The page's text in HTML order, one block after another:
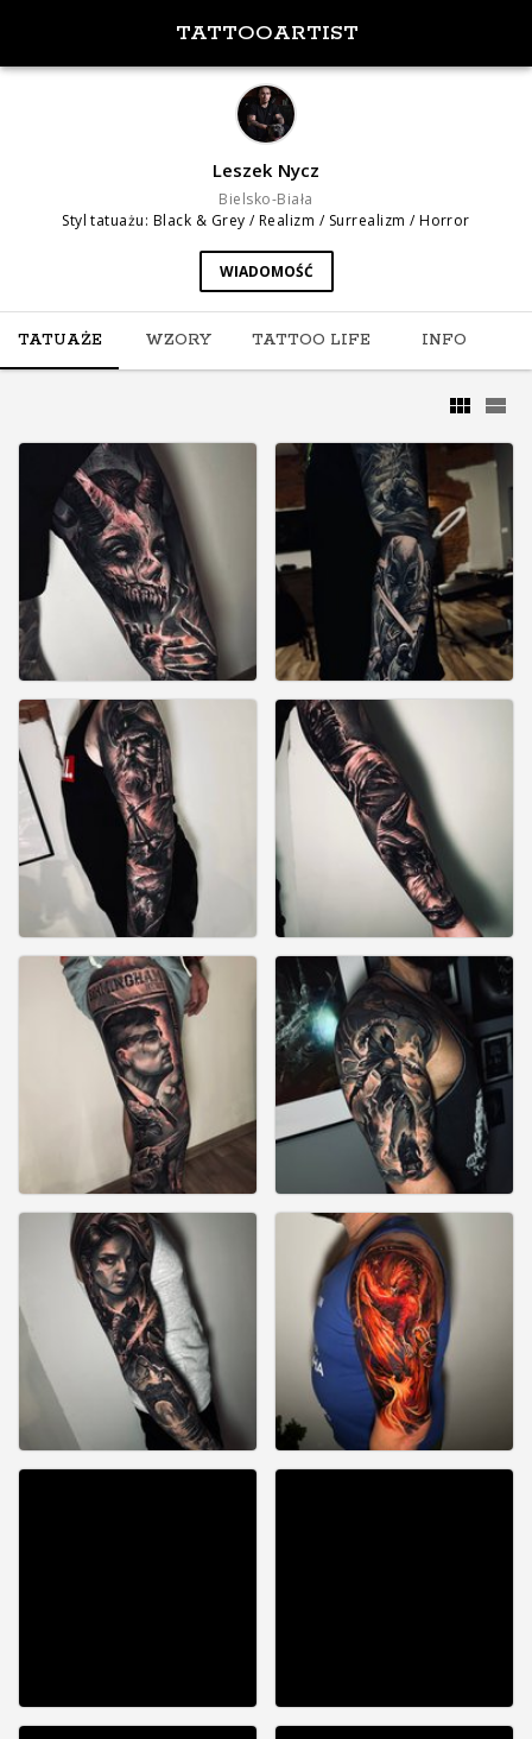
TATTOOARTIST
Leszek Nycz
Bielsko-Biała
Styl tatuażu: Black & Grey / Realizm / Surrealizm / Horror
WIADOMOŚĆ
TATUAŻE WZORY TATTOO LIFE INFO